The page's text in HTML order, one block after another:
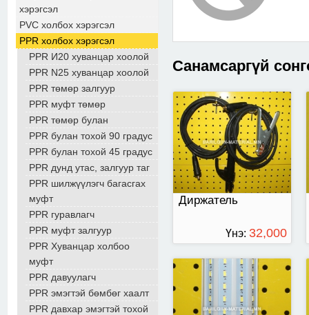
хэрэгсэл
PVC холбох хэрэгсэл
PPR холбох хэрэгсэл
PPR И20 хуванцар хоолой
PPR N25 хуванцар хоолой
PPR төмөр залгуур
PPR муфт төмөр
PPR төмөр булан
PPR булан тохой 90 градус
PPR булан тохой 45 градус
PPR дунд утас, залгуур таг
PPR шилжүүлэгч багасгах
муфт
PPR гуравлагч
PPR муфт залгуур
PPR Хуванцар холбоо
муфт
PPR давуулагч
PPR эмэгтэй бөмбөг хаалт
PPR давхар эмэгтэй тохой
Санамсаргүй
Диржатель
Үнэ: 32,000
ТӨГРӨГ
20w